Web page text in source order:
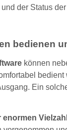
der Status
bedienen
können
Ein